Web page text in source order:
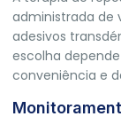
administrada de
adesivos
escolha
conveniência e